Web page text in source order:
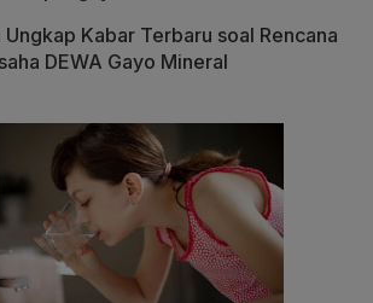
Kabar Terbaru soal Rencana
DEWA Gayo Mineral